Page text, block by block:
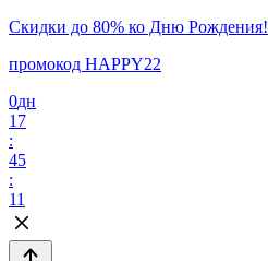
Скидки до 80% ко Дню Рождения!
промокод HAPPY22
0дн
17
:
45
:
11